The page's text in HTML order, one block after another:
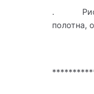
. Рифма
полотна,